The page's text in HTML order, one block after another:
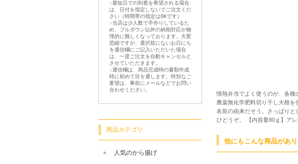
情熱弁当でよく使うのが、各
農薬無化学肥料切り干し大根
名前の由来だそう。さっぱり
ひどうぞ。 【内容量80ｇ】ア
他にもこんな商品があ
☆最短日での到着を希望される場合
は、日付を指定しないでご注文くだ
さい（時間帯の指定はOKです）
☆当店は少人数で手作りしているた
め、プルダウン以外の納期対応が物
理的に難しくなっております。大変
恐縮ですが、選択肢にないお日にち
を通信欄にご記入いただいた場合
は、一度ご注文を自動キャンセルと
させていただきます。
☆通信欄は、商品完成時の書類作成
時に初めて目を通します。特別なご
要望は、事前にメールなどでお問い
合わせください。
商品カテゴリ
人気のから揚げ